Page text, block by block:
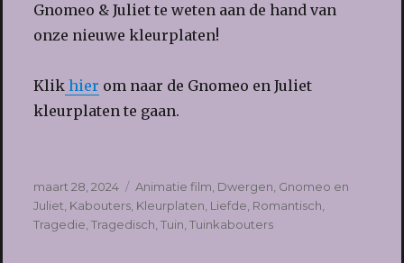
Gnomeo & Juliet te weten aan de hand van
onze nieuwe kleurplaten!
Klikhier om naar de Gnomeo en Juliet
kleurplaten te gaan.
Geplaatst
op
maart 28, 2024 Tags
Animatie film Dwergen Gnomeo en
Juliet Kabouters, Kleurplaten Liefde Romantisch
Tragedie Tragedisch Tuin Tuinkabouters